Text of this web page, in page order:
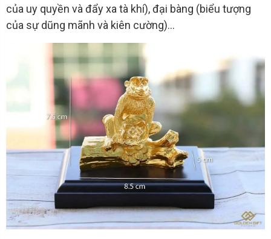
của uy quyền và đẩy xa tà khí), đại bàng (biểu tượng
của sự dũng mãnh và kiên cường)...